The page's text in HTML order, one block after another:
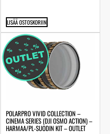
LISÄÄ OSTOSKORIIN
POLARPRO VIVID COLLECTION –
CINEMA SERIES (DJI OSMO ACTION) –
HARMAA/PL-SUODIN KIT – OUTLET